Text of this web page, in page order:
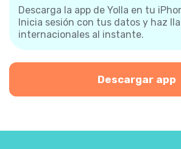
Descarga la app de Yolla en tu
Inicia sesión con tus datos y haz
internacionales al instante.
Descargar app